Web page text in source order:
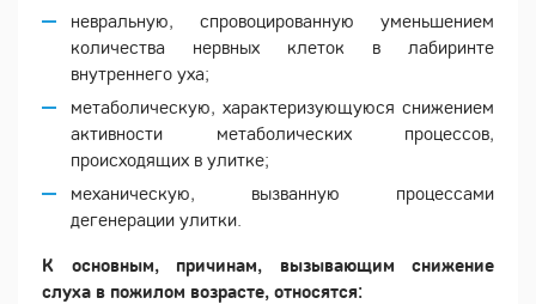
невральную, спровоцированную уменьшением
количества нервных клеток в лабиринте
внутреннего уха;
метаболическую, характеризующуюся снижением
активности метаболических процессов,
происходящих в улитке;
механическую, вызванную процессами
дегенерации улитки.
К основным, причинам, вызывающим снижение
слуха в пожилом возрасте, относятся: